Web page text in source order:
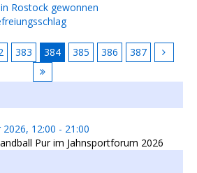
Rostock gewonnen
383 384 385 386 387
2026, 12:00 - 21:00
Pur im Jahnsportforum 2026